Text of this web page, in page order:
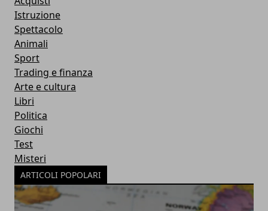
Istruzione
Spettacolo
Animali
Sport
Trading e finanza
Arte e cultura
Libri
Politica
Giochi
Test
Misteri
ARTICOLI POPOLARI